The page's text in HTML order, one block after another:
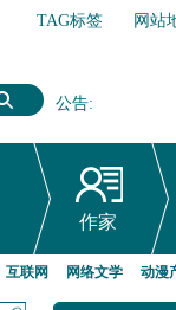
TAG标签 网站
公告:
网络文学行业自
作家
互联网 网络文学 动漫